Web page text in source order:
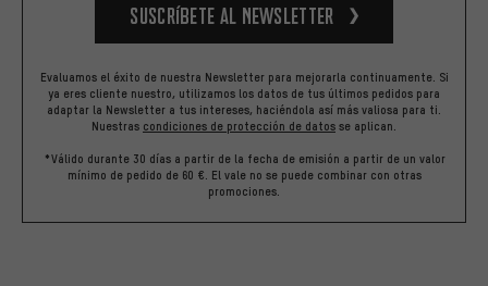
Suscríbete al newsletter
Evaluamos el éxito de nuestra Newsletter para mejorarla continuamente. Si
ya eres cliente nuestro, utilizamos los datos de tus últimos pedidos para
adaptar la Newsletter a tus intereses, haciéndola así más valiosa para ti.
Nuestras condiciones de protección de datos se aplican.
*Válido durante 30 días a partir de la fecha de emisión a partir de un valor
mínimo de pedido de 60 €. El vale no se puede combinar con otras
promociones.